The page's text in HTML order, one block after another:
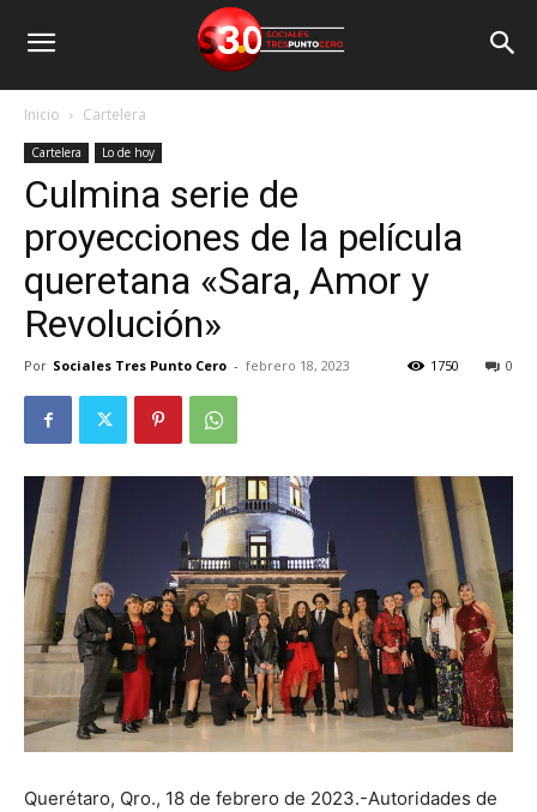
Inicio Cartelera
Cartelera Lo de hoy
Culmina serie de
proyecciones de la película
queretana «Sara, Amor y
Revolución»
Por Sociales Tres Punto Cero - febrero 18, 2023 0
1750
Querétaro, Qro., 18 de febrero de 2023.-Autoridades de